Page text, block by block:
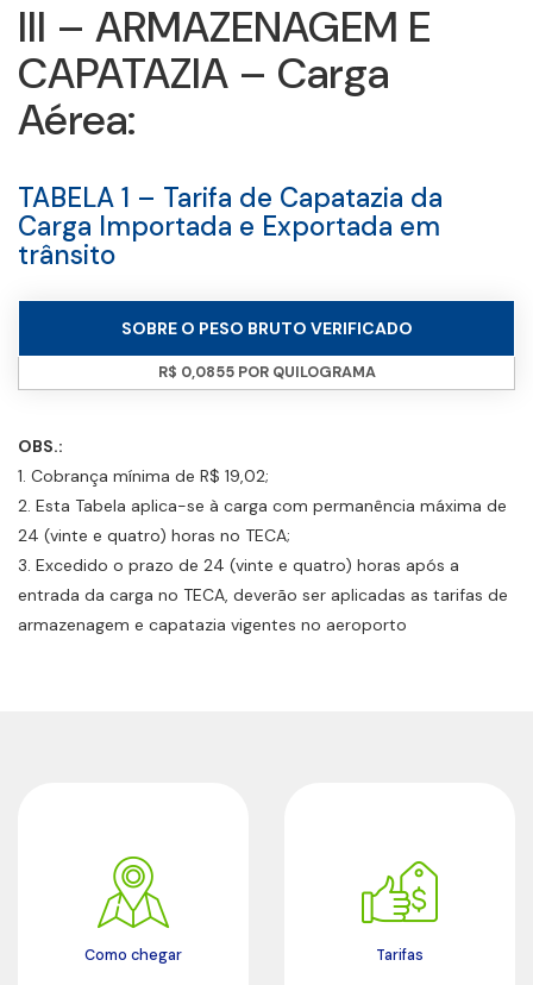
III – ARMAZENAGEM E
CAPATAZIA – Carga
Aérea:
TABELA 1 – Tarifa de Capatazia da
Carga Importada e Exportada em
trânsito
SOBRE O PESO BRUTO VERIFICADO
R$ 0,0855 POR QUILOGRAMA
OBS.:
1. Cobrança mínima de R$ 19,02;
2. Esta Tabela aplica-se à carga com permanência máxima de
24 (vinte e quatro) horas no TECA;
3. Excedido o prazo de 24 (vinte e quatro) horas após a
entrada da carga no TECA, deverão ser aplicadas as tarifas de
armazenagem e capatazia vigentes no aeroporto
Como chegar Tarifas